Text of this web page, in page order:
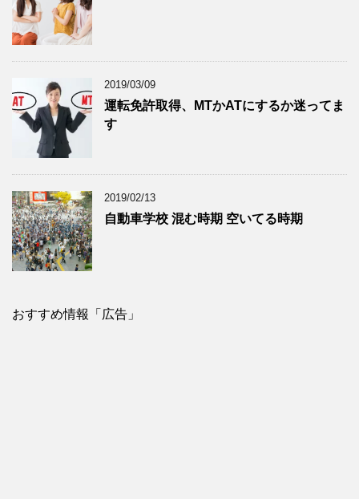
2019/03/09
運転免許取得、MTかATにするか迷ってま
す
2019/02/13
自動車学校 混む時期 空いてる時期
おすすめ情報「広告」